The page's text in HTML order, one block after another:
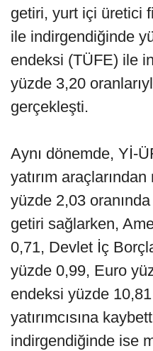
getiri, yurt içi üretici
ile indirgendiğinde
endeksi (TÜFE) ile
yüzde 3,20
gerçekleşti.
Aynı dönemde, Yİ-
yatırım
yüzde 2,03 oranında
getiri sağlarken,
0,71, Devlet İç
yüzde 0,99, Euro
endeksi yüzde
yatırımcısına
indirgendiğinde ise